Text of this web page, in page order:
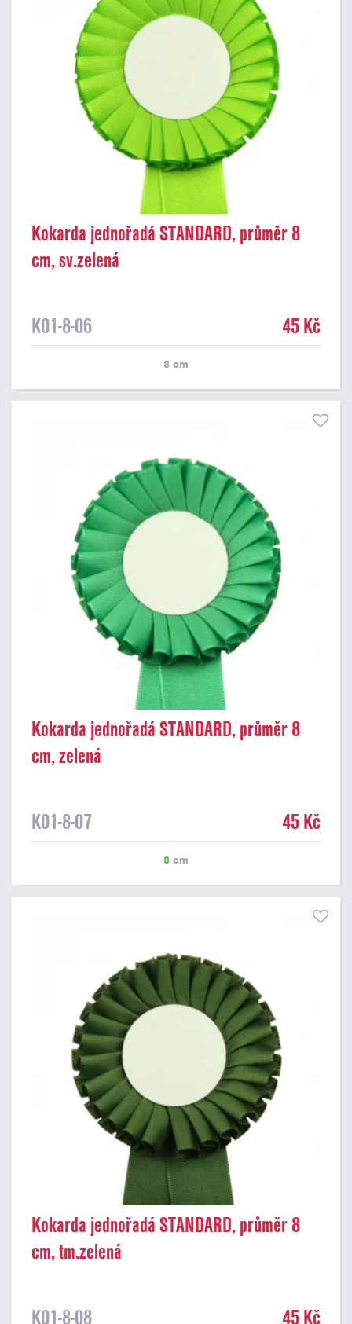
Kokarda jednořadá STANDARD, průměr 8
cm, sv.zelená
K01-8-06 45 Kč
8 cm
Kokarda jednořadá STANDARD, průměr 8
cm, zelená
K01-8-07 45 Kč
8 cm
Kokarda jednořadá STANDARD, průměr 8
cm, tm.zelená
K01-8-08 45 Kč